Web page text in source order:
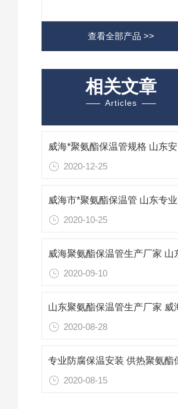
查看全部产品 >>
相关文章
Articles
2020-12-25
2020-10-25
2020-09-10
2020-08-28
2020-08-15